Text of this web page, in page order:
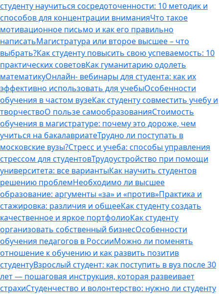
студенту научиться сосредоточенности: 10 методик и
способов для концентрации вниманияЧто такое
мотивационное письмо и как его правильно
написатьМагистратура или второе высшее – что
выбрать?Как студенту повысить свою успеваемость: 10
практических советовКак гуманитарию одолеть
математикуОнлайн- вебинары для студента: как их
эффективно использовать для учебыОсобенности
обучения в частом вузеКак студенту совместить учебу и
творчествоО пользе самообразованияСтоимость
обучения в магистратуре: почему это дороже, чем
учиться на бакалавриатеТрудно ли поступать в
московские вузы?Стресс и учеба: способы управления
стрессом для студентовТрудоустройство при помощи
университета: все вариантыКак научить студентов
решению проблемНеобходимо ли высшее
образование: аргументы «за» и «против»Практика и
стажировка: различия и общееКак студенту создать
качественное и яркое портфолиоКак студенту
организовать собственный бизнесОсобенности
обучения педагогов в РоссииМожно ли поменять
отношение к обучению и как развить позитив
студентуВзрослый студент: как поступить в вуз после 30
лет — пошаговая инструкция, которая развеивает
страхиСтуденчество и волонтерство: нужно ли cтуденту